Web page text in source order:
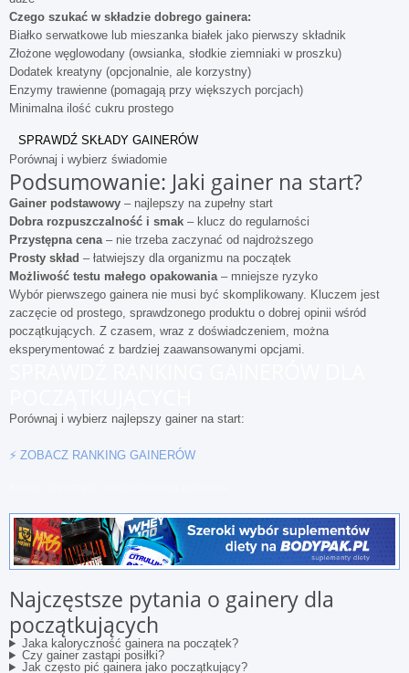
Czego szukać w składzie dobrego gainera:
Białko serwatkowe lub mieszanka białek jako pierwszy składnik
Złożone węglowodany (owsianka, słodkie ziemniaki w proszku)
Dodatek kreatyny (opcjonalnie, ale korzystny)
Enzymy trawienne (pomagają przy większych porcjach)
Minimalna ilość cukru prostego
SPRAWDŹ SKŁADY GAINERÓW
Porównaj i wybierz świadomie
Podsumowanie: Jaki gainer na start?
Gainer podstawowy – najlepszy na zupełny start
Dobra rozpuszczalność i smak – klucz do regularności
Przystępna cena– nie trzeba zaczynać od najdroższego
Prosty skład – łatwiejszy dla organizmu na początek
Możliwość testu małego opakowania– mniejsze ryzyko
Wybór pierwszego gainera nie musi być skomplikowany. Kluczem jest
zaczęcie od prostego, sprawdzonego produktu o dobrej opinii wśród
początkujących. Z czasem, wraz z doświadczeniem, można
eksperymentować z bardziej zaawansowanymi opcjami.
Porównaj i wybierz najlepszy gainer na start:
⚡ ZOBACZ RANKING GAINERÓW
Najczęstsze pytania o gainery dla
początkujących
Jaka kaloryczność gainera na początek?
Czy gainer zastąpi posiłki?
Jak często pić gainera jako początkujący?